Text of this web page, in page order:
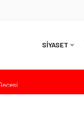
SİYASET
Sert Eleştiri: “Osmanlı’nın